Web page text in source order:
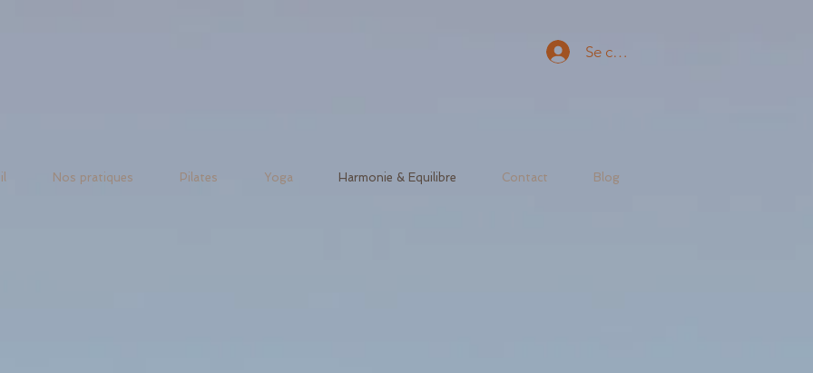
Se connecter
Nos pratiques Pilates Yoga Harmonie & Equilibre Contact Blog